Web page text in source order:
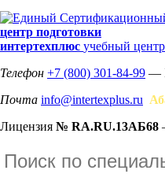
центр подготовки
интертехплюс учебный
Телефон +7 (800) 301-84-99 —
Почта info@intertexplus.ru
Лицензия № RA.RU.13АБ68